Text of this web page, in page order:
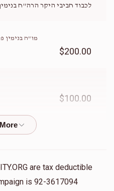
לכבוד חביבי היקר הרה"ח
מו"ה בנימין
$200.00
$100.00
מו"ה
are tax deductible
is 92-3617094